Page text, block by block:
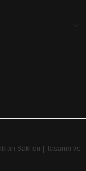
Saklıdır | Tasarım ve